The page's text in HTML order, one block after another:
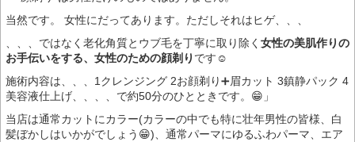
当然です。 女性にだってあります。ただしそれはヒゲ、、、
、、、ではなく老化角質とウブ毛を丁寧に取り除く 女性の美肌作りの
お手伝いをする、女性のための顔剃り です☺️
施術内容は、、、1クレンジング 2お顔剃り➕眉カット 3鎮静パック 4
美容液仕上げ、、、、で約50分のひとときです。😁」
当店は通常カットにカラー(カラーの中でも特に壮年男性の皆様、白
髪ぼかしはいかがでしょう😁)、通常パーマにゆるふわパーマ、エア